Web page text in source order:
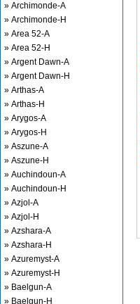
» Archimonde-A
» Archimonde-H
» Area 52-A
» Area 52-H
» Argent Dawn-A
» Argent Dawn-H
» Arthas-A
» Arthas-H
» Arygos-A
» Arygos-H
» Aszune-A
» Aszune-H
» Auchindoun-A
» Auchindoun-H
» Azjol-A
» Azjol-H
» Azshara-A
» Azshara-H
» Azuremyst-A
» Azuremyst-H
» Baelgun-A
» Baelgun-H